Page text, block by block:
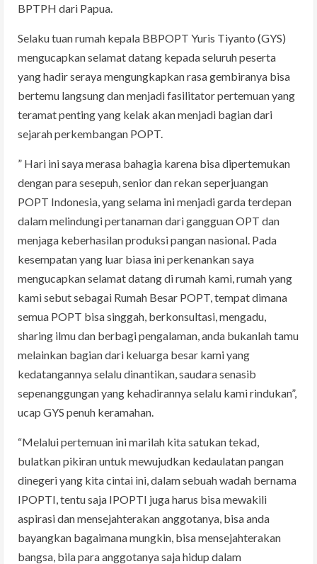
BPTPH dari Papua.
Selaku tuan rumah kepala BBPOPT Yuris Tiyanto (GYS)
mengucapkan selamat datang kepada seluruh peserta
yang hadir seraya mengungkapkan rasa gembiranya bisa
bertemu langsung dan menjadi fasilitator pertemuan yang
teramat penting yang kelak akan menjadi bagian dari
sejarah perkembangan POPT.
” Hari ini saya merasa bahagia karena bisa dipertemukan
dengan para sesepuh, senior dan rekan seperjuangan
POPT Indonesia, yang selama ini menjadi garda terdepan
dalam melindungi pertanaman dari gangguan OPT dan
menjaga keberhasilan produksi pangan nasional. Pada
kesempatan yang luar biasa ini perkenankan saya
mengucapkan selamat datang di rumah kami, rumah yang
kami sebut sebagai Rumah Besar POPT, tempat dimana
semua POPT bisa singgah, berkonsultasi, mengadu,
sharing ilmu dan berbagi pengalaman, anda bukanlah tamu
melainkan bagian dari keluarga besar kami yang
kedatangannya selalu dinantikan, saudara senasib
sepenanggungan yang kehadirannya selalu kami rindukan”,
ucap GYS penuh keramahan.
“Melalui pertemuan ini marilah kita satukan tekad,
bulatkan pikiran untuk mewujudkan kedaulatan pangan
dinegeri yang kita cintai ini, dalam sebuah wadah bernama
IPOPTI, tentu saja IPOPTI juga harus bisa mewakili
aspirasi dan mensejahterakan anggotanya, bisa anda
bayangkan bagaimana mungkin, bisa mensejahterakan
bangsa, bila para anggotanya saja hidup dalam